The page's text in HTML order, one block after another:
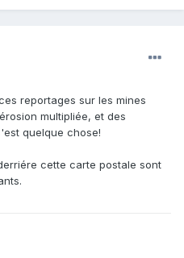
reportages sur les mines
multipliée, et des
quelque chose!
cette carte postale sont